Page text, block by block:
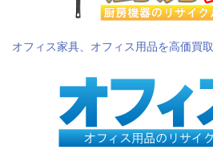
オフィス家具、オフィス用品を高価買取